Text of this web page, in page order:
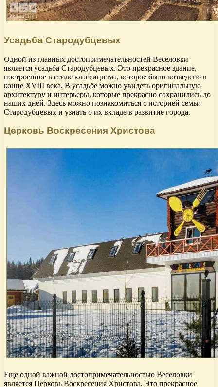
Усадьба Стародубцевых
Одной из главных достопримечательностей Веселовки
является усадьба Стародубцевых. Это прекрасное здание,
построенное в стиле классицизма, которое было возведено в
конце XVIII века. В усадьбе можно увидеть оригинальную
архитектуру и интерьеры, которые прекрасно сохранились до
наших дней. Здесь можно познакомиться с историей семьи
Стародубцевых и узнать о их вкладе в развитие города.
Церковь Воскресения Христова
Еще одной важной достопримечательностью Веселовки
является Церковь Воскресения Христова. Это прекрасное